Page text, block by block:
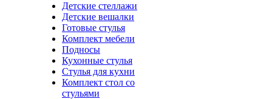
Детские стеллажи
Детские вешалки
Готовые стулья
Комплект мебели
Подносы
Кухонные стулья
Стулья для кухни
Комплект стол со
стульями